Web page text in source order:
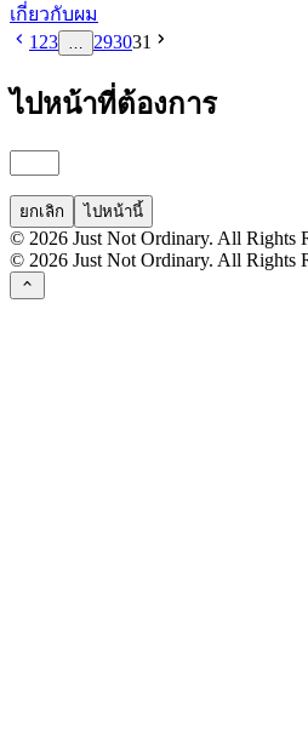
เกี่ยวกับผม
1 23 293031
ไปหน้าที่ต้องการ
ยกเลิก ไปหน้านี้
© 2026 Just Not Ordinary. All Rights
© 2026 Just Not Ordinary. All Rights